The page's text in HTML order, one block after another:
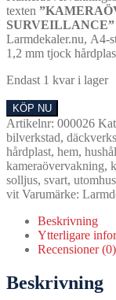
texten
SURVEILLANCE”
Larmdekaler.nu, A4-
1,2 mm tjock
Endast 1 kvar i lager
svart
med
vår
egen
design
-
storlek
mängd
KÖP NU
Artikelnr: 000026
bilverkstad,
hårdplast, hem,
kameraövervakning,
solljus, svart, utomhus
vit Varumärke:
Beskrivning
Ytterligare
Recensioner (0)
Beskrivning